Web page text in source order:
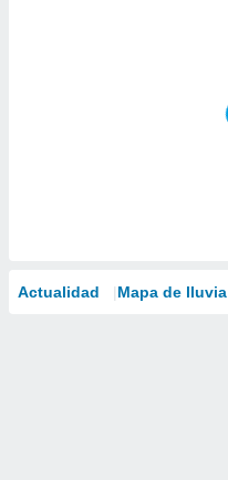
Actualidad Mapa de lluvia